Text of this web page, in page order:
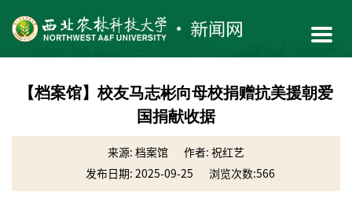
【档案馆】校友马志彬向母校捐赠抗美援朝爱
国捐献收据
来源: 档案馆
作者: 祝红艺
发布日期: 2025-09-25
浏览次数:566